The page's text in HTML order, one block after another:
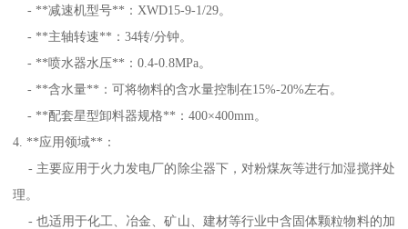
- **减速机型号**：XWD15-9-1/29。
- **主轴转速**：34转/分钟。
- **喷水器水压**：0.4-0.8MPa。
- **含水量**：可将物料的含水量控制在15%-20%左右。
- **配套星型卸料器规格**：400×400mm。
4. **应用领域**：
- 主要应用于火力发电厂的除尘器下，对粉煤灰等进行加湿搅拌处
理。
- 也适用于化工、冶金、矿山、建材等行业中含固体颗粒物料的加